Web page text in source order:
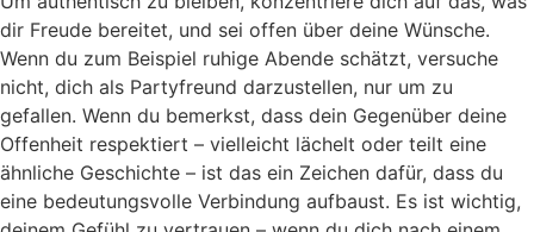
dir Freude bereitet, und sei offen über deine Wünsche.
Wenn du zum Beispiel ruhige Abende schätzt, versuche
nicht, dich als Partyfreund darzustellen, nur um zu
gefallen. Wenn du bemerkst, dass dein Gegenüber deine
Offenheit respektiert – vielleicht lächelt oder teilt eine
ähnliche Geschichte – ist das ein Zeichen dafür, dass du
eine bedeutungsvolle Verbindung aufbaust. Es ist wichtig,